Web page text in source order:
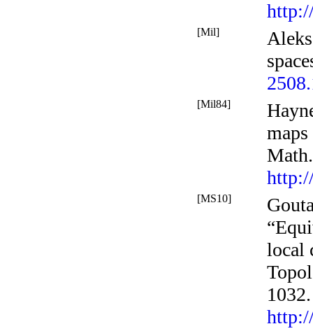
[Mil]
[Mil84]
[MS10]
local